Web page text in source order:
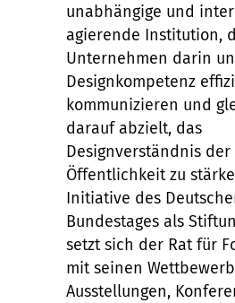
unabhängige und
agierende Institution,
Unternehmen darin
Designkompetenz
kommunizieren und
darauf abzielt, das
Designverständnis
Öffentlichkeit zu
Initiative des
Bundestages als
setzt sich der Rat für
mit seinen
Ausstellungen,